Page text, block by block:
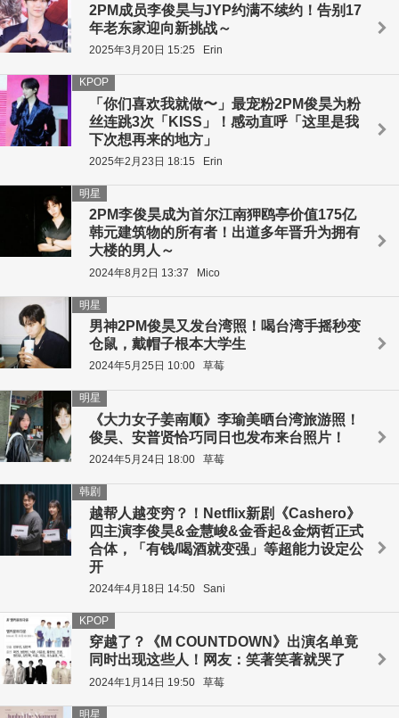
2PM成员李俊昊与JYP约满不续约！告别17
年老东家迎向新挑战～
2025年3月20日 15:25 Erin
「你们喜欢我就做〜」最宠粉2PM俊昊为粉
丝连跳3次「KISS」！感动直呼「这里是我
下次想再来的地方」
KPOP
2025年2月23日 18:15 Erin
2PM李俊昊成为首尔江南狎鸥亭价值175亿
韩元建筑物的所有者！出道多年晋升为拥有
大楼的男人～
明星
2024年8月2日 13:37 Mico
男神2PM俊昊又发台湾照！喝台湾手摇秒变
仓鼠，戴帽子根本大学生
明星
2024年5月25日 10:00 草莓
《大力女子姜南顺》李瑜美晒台湾旅游照！
俊昊、安普贤恰巧同日也发布来台照片！
明星
2024年5月24日 18:00 草莓
越帮人越变穷？！Netflix新剧《Cashero》
四主演李俊昊&金慧峻&金香起&金炳哲正式
合体，「有钱/喝酒就变强」等超能力设定公
开
韩剧
2024年4月18日 14:50 Sani
穿越了？《M COUNTDOWN》出演名单竟
同时出现这些人！网友：笑著笑著就哭了
KPOP
2024年1月14日 19:50 草莓
明星